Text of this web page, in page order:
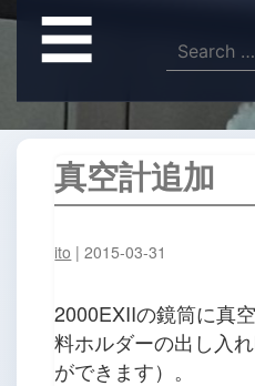
☰
ー
Search
for:
真空計追加
ito |2015-03-31
2000EXIIの鏡筒に真
料ホルダーの出し入
ができます）。